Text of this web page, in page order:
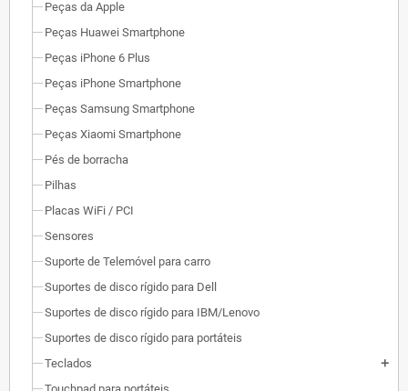
Peças da Apple
Peças Huawei Smartphone
Peças iPhone 6 Plus
Peças iPhone Smartphone
Peças Samsung Smartphone
Peças Xiaomi Smartphone
Pés de borracha
Pilhas
Placas WiFi / PCI
Sensores
Suporte de Telemóvel para carro
Suportes de disco rígido para Dell
Suportes de disco rígido para IBM/Lenovo
Suportes de disco rígido para portáteis
Teclados
add